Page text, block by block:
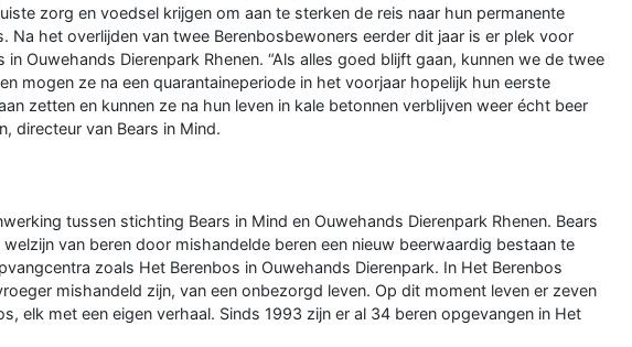
zorg en voedsel krijgen om aan te sterken de reis naar hun permanente
Na het overlijden van twee Berenbosbewoners eerder dit jaar is er plek voor
in Ouwehands Dierenpark Rhenen. “Als alles goed blijft gaan, kunnen we de twee
mogen ze na een quarantaineperiode in het voorjaar hopelijk hun eerste
zetten en kunnen ze na hun leven in kale betonnen verblijven weer écht beer
directeur van Bears in Mind.
tussen stichting Bears in Mind en Ouwehands Dierenpark Rhenen. Bears
van beren door mishandelde beren een nieuw beerwaardig bestaan te
zoals Het Berenbos in Ouwehands Dierenpark. In Het Berenbos
mishandeld zijn, van een onbezorgd leven. Op dit moment leven er zeven
elk met een eigen verhaal. Sinds 1993 zijn er al 34 beren opgevangen in Het